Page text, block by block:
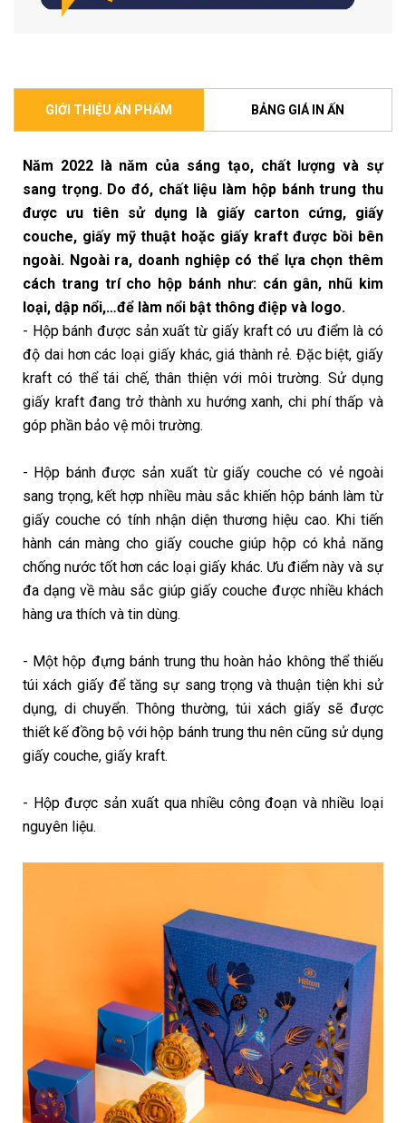
GIỚI THIỆU ẤN PHẨM BẢNG GIÁ IN ẤN
Năm 2022 là năm của sáng tạo, chất lượng và sự
sang trọng. Do đó, chất liệu làm hộp bánh trung thu
được ưu tiên sử dụng là giấy carton cứng, giấy
couche, giấy mỹ thuật hoặc giấy kraft được bồi bên
ngoài. Ngoài ra, doanh nghiệp có thể lựa chọn thêm
cách trang trí cho hộp bánh như: cán gân, nhũ kim
loại, dập nổi,…để làm nổi bật thông điệp và logo.
- Hộp bánh được sản xuất từ giấy kraft có ưu điểm là có
độ dai hơn các loại giấy khác, giá thành rẻ. Đặc biệt, giấy
kraft có thể tái chế, thân thiện với môi trường. Sử dụng
giấy kraft đang trở thành xu hướng xanh, chi phí thấp và
góp phần bảo vệ môi trường.
- Hộp bánh được sản xuất từ giấy couche có vẻ ngoài
sang trọng, kết hợp nhiều màu sắc khiến hộp bánh làm từ
giấy couche có tính nhận diện thương hiệu cao. Khi tiến
hành cán màng cho giấy couche giúp hộp có khả năng
chống nước tốt hơn các loại giấy khác. Ưu điểm này và sự
đa dạng về màu sắc giúp giấy couche được nhiều khách
hàng ưa thích và tin dùng.
- Một hộp đựng bánh trung thu hoàn hảo không thể thiếu
túi xách giấy để tăng sự sang trọng và thuận tiện khi sử
dụng, di chuyển. Thông thường, túi xách giấy sẽ được
thiết kế đồng bộ với hộp bánh trung thu nên cũng sử dụng
giấy couche, giấy kraft.
- Hộp được sản xuất qua nhiều công đoạn và nhiều loại
nguyên liệu.